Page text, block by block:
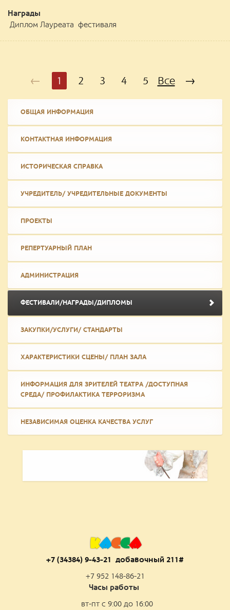
Награды
Диплом Лауреата фестиваля
← 1 2 3 4 5 Все →
ОБЩАЯ ИНФОРМАЦИЯ
КОНТАКТНАЯ ИНФОРМАЦИЯ
ИСТОРИЧЕСКАЯ СПРАВКА
УЧРЕДИТЕЛЬ/ УЧРЕДИТЕЛЬНЫЕ ДОКУМЕНТЫ
ПРОЕКТЫ
РЕПЕРТУАРНЫЙ ПЛАН
АДМИНИСТРАЦИЯ
ФЕСТИВАЛИ/НАГРАДЫ/ДИПЛОМЫ
ЗАКУПКИ/УСЛУГИ/ СТАНДАРТЫ
ХАРАКТЕРИСТИКИ СЦЕНЫ/ ПЛАН ЗАЛА
ИНФОРМАЦИЯ ДЛЯ ЗРИТЕЛЕЙ ТЕАТРА /ДОСТУПНАЯ
СРЕДА/ ПРОФИЛАКТИКА ТЕРРОРИЗМА
НЕЗАВИСИМАЯ ОЦЕНКА КАЧЕСТВА УСЛУГ
КАССА
+7 (34384) 9-43-21 добавочный 211#
+7 952 148-86-21
Часы работы
вт-пт с 9:00 до 16:00